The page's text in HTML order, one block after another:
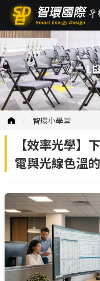
智環小學堂
【效率光學】
電與光線色溫